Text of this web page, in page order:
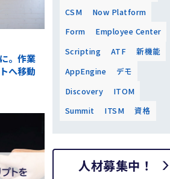
。作業
へ移動
CSM
Now Platform
Form
Employee Center
Scripting
ATF
新機能
AppEngine
デモ
Discovery
ITOM
Summit
ITSM 資格
人材募集中！